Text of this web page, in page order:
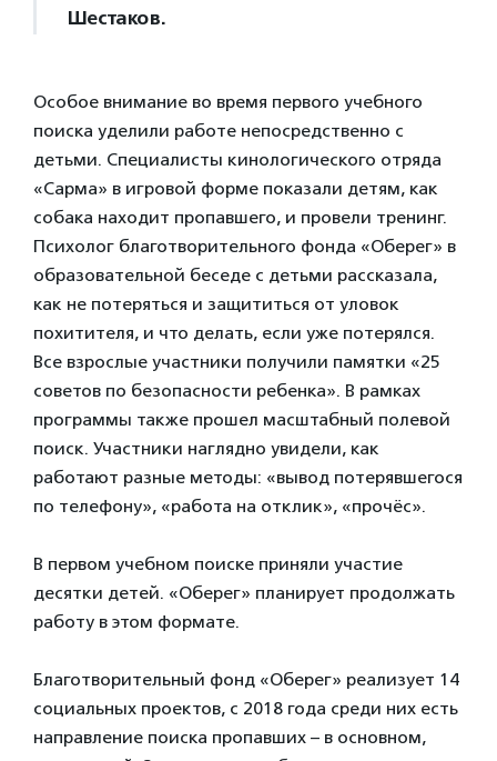
Шестаков.
Особое внимание во время первого учебного
поиска уделили работе непосредственно с
детьми. Специалисты кинологического отряда
«Сарма» в игровой форме показали детям, как
собака находит пропавшего, и провели тренинг.
Психолог благотворительного фонда «Оберег» в
образовательной беседе с детьми рассказала,
как не потеряться и защититься от уловок
похитителя, и что делать, если уже потерялся.
Все взрослые участники получили памятки «25
советов по безопасности ребенка». В рамках
программы также прошел масштабный полевой
поиск. Участники наглядно увидели, как
работают разные методы: «вывод потерявшегося
по телефону», «работа на отклик», «прочёс».
В первом учебном поиске приняли участие
десятки детей. «Оберег» планирует продолжать
работу в этом формате.
Благотворительный фонд «Оберег» реализует 14
социальных проектов, с 2018 года среди них есть
направление поиска пропавших – в основном,